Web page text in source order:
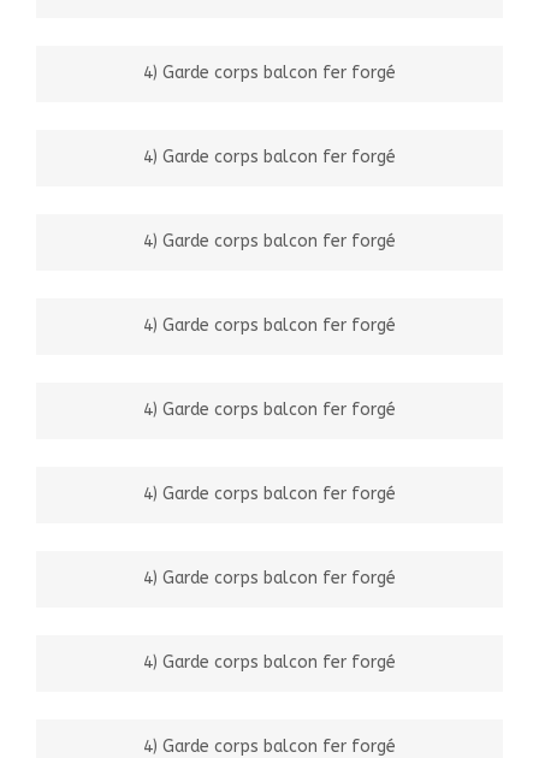
4) Garde corps balcon fer forgé
4) Garde corps balcon fer forgé
4) Garde corps balcon fer forgé
4) Garde corps balcon fer forgé
4) Garde corps balcon fer forgé
4) Garde corps balcon fer forgé
4) Garde corps balcon fer forgé
4) Garde corps balcon fer forgé
4) Garde corps balcon fer forgé